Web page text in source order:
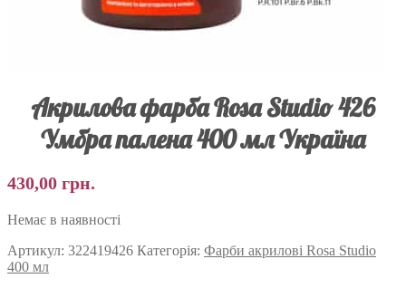
Акрилова фарба Rosa Studio 426
Умбра палена 400 мл Україна
430,00 грн.
Немає в наявності
Артикул: 322419426 Категорія: Фарби акрилові Rosa Studio
400 мл